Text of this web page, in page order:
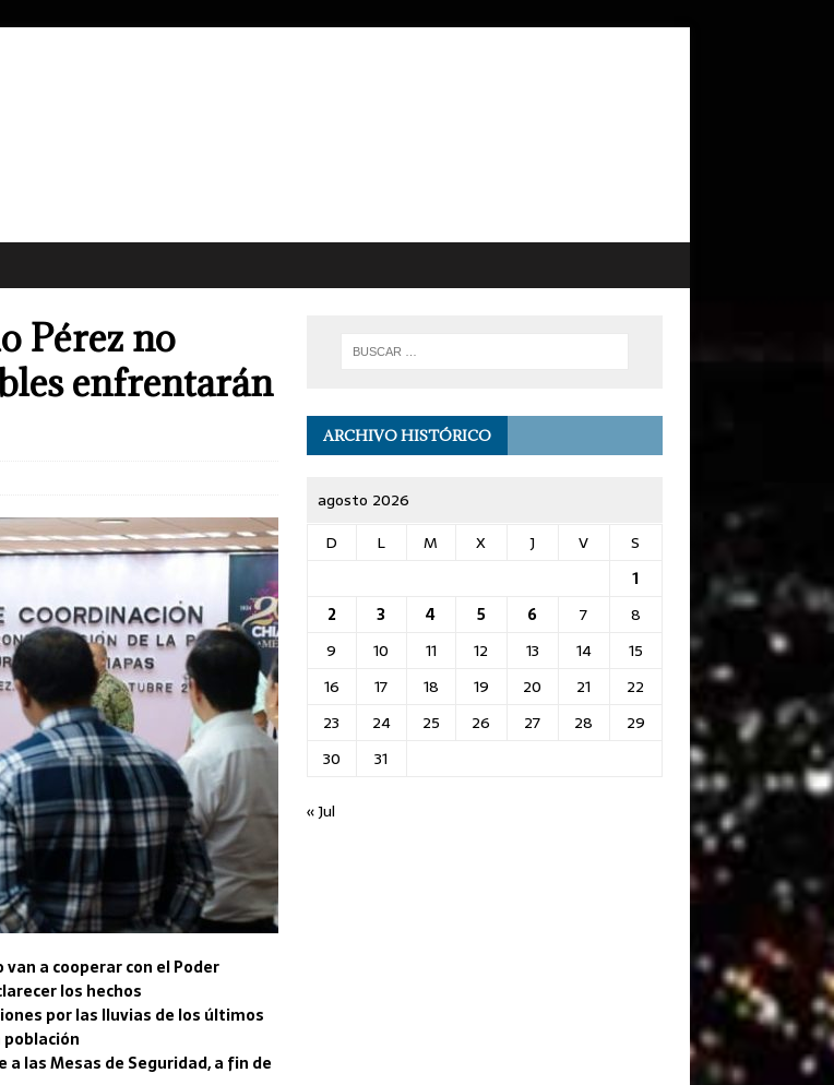
Pérez no
enfrentarán
a cooperar con el Poder
los hechos
por las lluvias de los últimos
las Mesas de Seguridad, a fin de
ARCHIVO HISTÓRICO
agosto 2026
D
L M X J V
S
1
2
3 4 5 6 7
8
9
10 11 12 13 14
15
16
17 18 19 20 21
22
23
24 25 26 27 28
29
30
31
« Jul